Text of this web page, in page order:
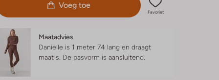
Voeg toe
Favoriet
Maatadvies
Danielle is 1 meter 74 lang en draagt
maat s. De pasvorm isaansluitend